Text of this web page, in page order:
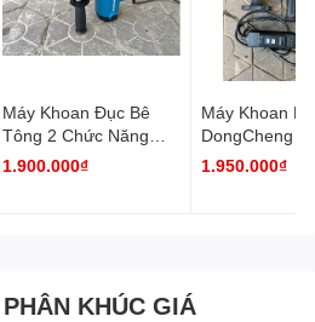
Máy Khoan Đục Bê
Tông 2 Chức Năng
DongCheng DZC03-28
1.900.000₫
Máy Khoan
DongCheng
110 ( Có
1.950.000₫
KHÚC GIÁ